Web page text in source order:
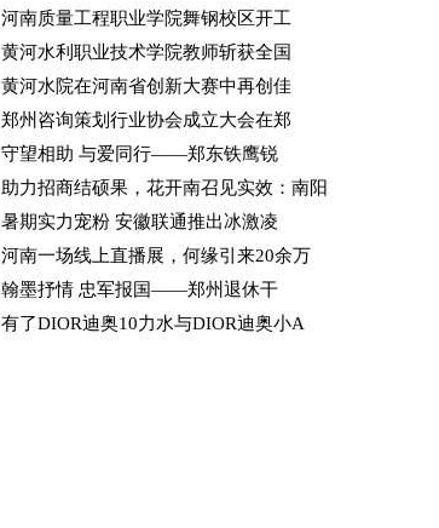
河南质量工程职业学院舞钢校区开工
黄河水利职业技术学院教师斩获全国
黄河水院在河南省创新大赛中再创佳
郑州咨询策划行业协会成立大会在郑
守望相助 与爱同行——郑东铁鹰锐
助力招商结硕果，花开南召见实效：南阳
暑期实力宠粉 安徽联通推出冰激凌
河南一场线上直播展，何缘引来20余万
翰墨抒情 忠军报国——郑州退休干
有了DIOR迪奥10力水与DIOR迪奥小A